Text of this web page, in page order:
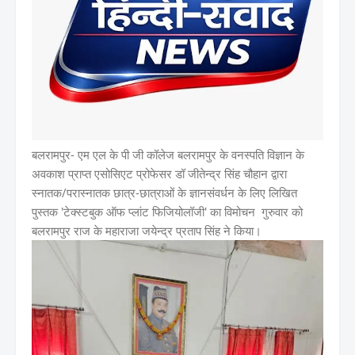
बलरामपुर- एम एल के पी जी कॉलेज बलरामपुर के वनस्पति विज्ञान के
अवकाश प्राप्त एसोसिएट प्रोफेसर डॉ जीतेन्द्र सिंह चौहान द्वारा
स्नातक/परास्नातक छात्र-छात्राओं के ज्ञानसंवर्धन के लिए लिखित
पुस्तक 'टेक्स्टबुक ऑफ प्लांट फिजियोलॉजी' का विमोचन गुरुवार को
बलरामपुर राज के महाराजा जयेन्द्र प्रताप सिंह ने किया।